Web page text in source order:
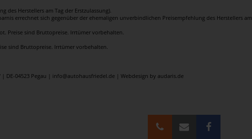
des Herstellers am Tag der Erstzulassung).
errechnet sich gegenüber der ehemaligen unverbindlichen Preisempfehlung des Herstellers
Preise sind Bruttopreise. Irrtümer vorbehalten.
sind Bruttopreise. Irrtümer vorbehalten.
DE-04523 Pegau | info@autohausfriedel.de | Webdesign by audaris.de